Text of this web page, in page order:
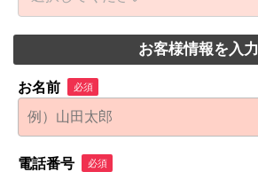
お客様情報を入力
お名前 必須
電話番号 必須